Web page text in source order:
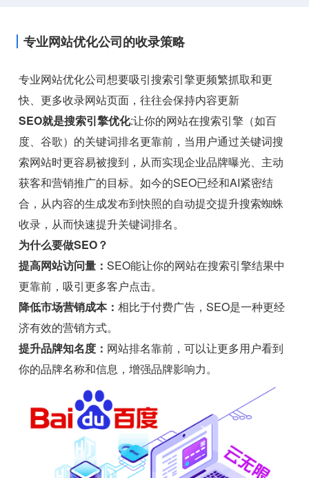
专业网站优化公司的收录策略
专业网站优化公司想要吸引搜索引擎更频繁抓取和更
快、更多收录网站页面，往往会保持内容更新
SEO就是搜索引擎优化:让你的网站在搜索引擎（如百
度、谷歌）的关键词排名更靠前，当用户通过关键词搜
索网站时更容易被搜到，从而实现企业品牌曝光、主动
获客和营销推广的目标。如今的SEO已经和AI紧密结
合，从内容的生成发布到快照的自动提交提升搜索蜘蛛
收录，从而快速提升关键词排名。
为什么要做SEO？
提高网站访问量：SEO能让你的网站在搜索引擎结果中
更靠前，吸引更多客户点击。
降低市场营销成本：相比于付费广告，SEO是一种更经
济有效的营销方式。
提升品牌知名度： 网站排名靠前，可以让更多用户看到
你的品牌名称和信息，增强品牌影响力。